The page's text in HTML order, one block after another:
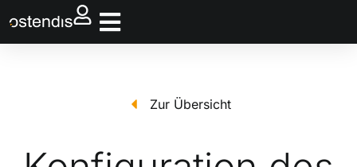
Zur Übersicht